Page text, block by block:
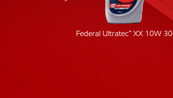
Federal Ultratec™ XX 10W 30